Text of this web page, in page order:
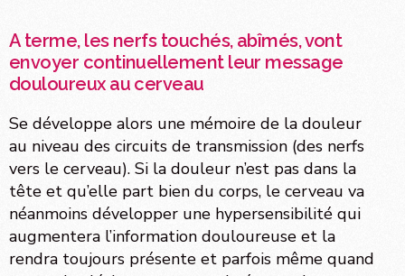
A terme, les nerfs touchés, abîmés, vont
envoyer continuellement leur message
douloureux au cerveau
Se développe alors une mémoire de la douleur
au niveau des circuits de transmission (des nerfs
vers le cerveau). Si la douleur n’est pas dans la
tête et qu’elle part bien du corps, le cerveau va
néanmoins développer une hypersensibilité qui
augmentera l’information douloureuse et la
rendra toujours présente et parfois même quand